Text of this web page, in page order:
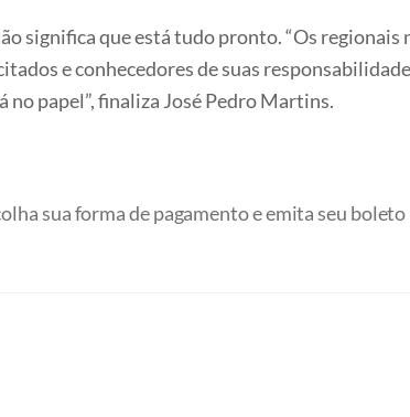
significa que está tudo pronto. “Os
e conhecedores de suas
no papel”, finaliza José Pedro Martins.
sua forma de pagamento e emita seu boleto